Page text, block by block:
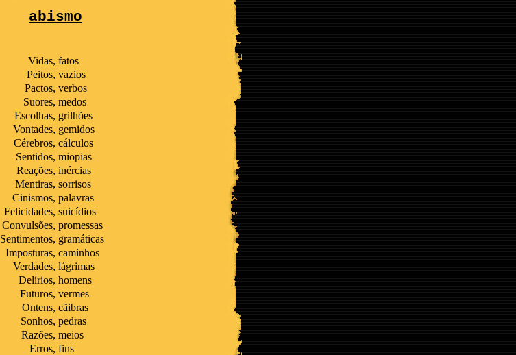
abismo
Vidas
Peitos
Pactos
Suores
Escolhas
Vontades
Cérebros
Sentidos
Reações
Mentiras
Cinismos
Felicidades
Convulsões
Sentimentos
Imposturas
Verdades
Delírios
Futuros
Ontens
Sonhos
Razões
Erros
,
,
,
,
,
,
,
,
,
,
,
,
,
,
,
,
,
,
,
,
,
,
fatos
vazios
verbos
medos
grilhões
gemidos
cálculos
miopias
inércias
sorrisos
palavras
suicídios
promessas
gramáticas
caminhos
lágrimas
homens
vermes
cãibras
pedras
meios
fins